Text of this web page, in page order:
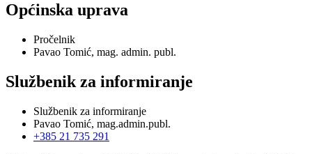
Općinska uprava
Pročelnik
Pavao Tomić, mag. admin. publ.
Službenik za informiranje
Službenik za informiranje
Pavao Tomić, mag.admin.publ.
+385 21 735 291